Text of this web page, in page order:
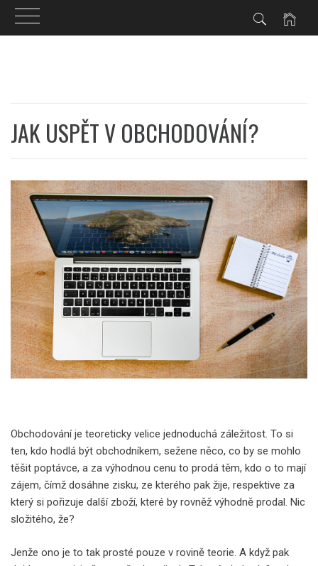
JAK USPĚT V OBCHODOVÁNÍ?
Obchodování je teoreticky velice jednoduchá záležitost. To si
ten, kdo hodlá být obchodníkem, sežene něco, co by se mohlo
těšit poptávce, a za výhodnou cenu to prodá těm, kdo o to mají
zájem, čímž dosáhne zisku, ze kterého pak žije, respektive za
který si pořizuje další zboží, které by rovněž výhodně prodal. Nic
složitého, že?
Jenže ono je to tak prosté pouze v rovině teorie. A když pak